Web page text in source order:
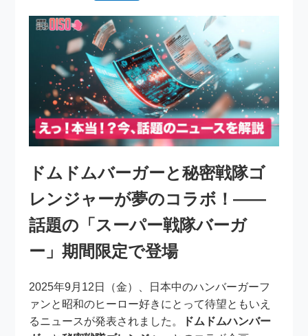
ドムドムバーガーと秘密戦隊ゴ
レンジャーが夢のコラボ！――
話題の「スーパー戦隊バーガ
ー」期間限定で登場
2025年9月12日（金）、日本中のハンバーガーフ
ァンと昭和のヒーロー好きにとって待望ともいえ
るニュースが発表されました。
ドムドムハンバー